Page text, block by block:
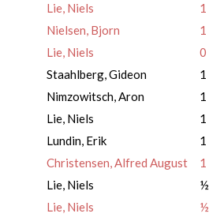
Lie, Niels
1
Nielsen, Bjorn
1
Lie, Niels
0
Staahlberg, Gideon
1
Nimzowitsch, Aron
1
Lie, Niels
1
Lundin, Erik
1
Christensen, Alfred August
1
Lie, Niels
½
Lie, Niels
½